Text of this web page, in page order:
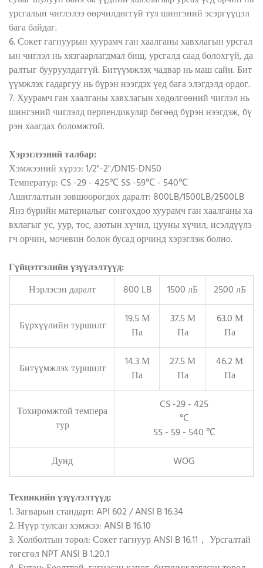
урсгалын чиглэлээ өөрчилдөггүй тул шингэний эсэргүүцэл
бага байдаг.
6. Сокет гагнуурын хуурамч ган хаалганы хавхлагын урсгал
ын чиглэл нь хязгаарлагдмал биш, урсгалд саад болохгүй, да
ралтыг бууруулдаггүй. Битүүмжлэх чадвар нь маш сайн. Бит
үүмжлэх гадаргуу нь бүрэн нээгдэх үед бага элэгдэлд ордог.
7. Хуурамч ган хаалганы хавхлагын хөдөлгөөний чиглэл нь
шингэний чиглэлд перпендикуляр бөгөөд бүрэн нээгдэж, бү
рэн хаагдах боломжтой.
Хэрэглээний талбар:
Хэмжээний хүрээ: 1/2"-2"/DN15-DN50
Температур: CS -29 - 425℃ SS -59℃ - 540℃
Ашиглалтын зөвшөөрөгдөх даралт: 800LB/1500LB/2500LB
Янз бүрийн материалыг сонгохдоо хуурамч ган хаалганы ха
вхлагыг ус, уур, тос, азотын хүчил, цууны хүчил, исэлдүүлэ
гч орчин, мочевин болон бусад орчинд хэрэглэж болно.
Гүйцэтгэлийн үзүүлэлтүүд:
Нэрлэсэн даралт
800 LB 1500 лБ 2500 лБ
Бүрхүүлийн туршилт
19.5 М
Па
37.5 М
Па
63.0 М
Па
Битүүмжлэх туршилт
14.3 М
Па
27.5 М
Па
46.2 М
Па
Тохиромжтой темпера
тур
CS -29 - 425
℃
SS - 59 - 540 ℃
Дунд
WOG
Техникийн үзүүлэлтүүд:
1. Загварын стандарт: API 602 / ANSI B 16.34
2. Нүүр тулсан хэмжээ: ANSI B 16.10
3. Холболтын төрөл: Сокет гагнуур ANSI B 16.11， Урсгалтай
төгсгөл NPT ANSI B 1.20.1